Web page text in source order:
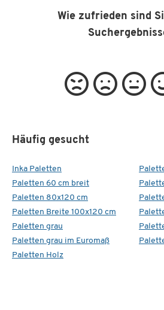
Wie zufrieden sind
Häufig gesucht
Inka Paletten
Paletten 60 cm breit
Paletten 80x120 cm
Paletten Breite 100x120 cm
Paletten grau
Paletten grau im Euromaß
Paletten Holz